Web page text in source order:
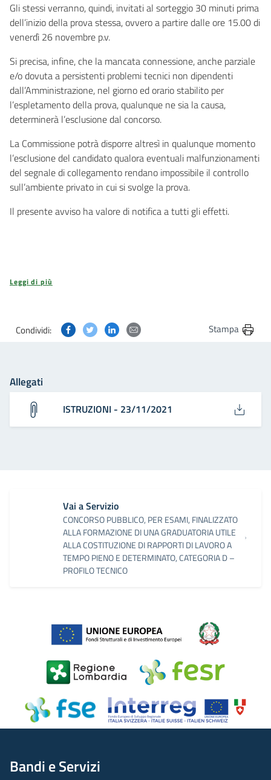
Gli stessi verranno, quindi, invitati al sorteggio 30 minuti prima
dell’inizio della prova stessa, ovvero a partire dalle ore 15.00 di
venerdì 26 novembre p.v.
Si precisa, infine, che la mancata connessione, anche parziale
e/o dovuta a persistenti problemi tecnici non dipendenti
dall’Amministrazione, nel giorno ed orario stabilito per
l’espletamento della prova, qualunque ne sia la causa,
determinerà l’esclusione dal concorso.
La Commissione potrà disporre altresì in qualunque momento
l’esclusione del candidato qualora eventuali malfunzionamenti
del segnale di collegamento rendano impossibile il controllo
sull’ambiente privato in cui si svolge la prova.
Il presente avviso ha valore di notifica a tutti gli effetti.
Leggi di più
Condividi: Condividi questa pagina su Facebook
Condividi questa pagina su Twitter
Condividi questa pagina su Linkedin
Condividi questa pagina via
Stampa
Allegati
ISTRUZIONI - 23/11/2021
Vai a Servizio
CONCORSO PUBBLICO, PER ESAMI, FINALIZZATO
ALLA FORMAZIONE DI UNA GRADUATORIA UTILE
ALLA COSTITUZIONE DI RAPPORTI DI LAVORO A
TEMPO PIENO E DETERMINATO, CATEGORIA D –
PROFILO TECNICO
Bandi e Servizi